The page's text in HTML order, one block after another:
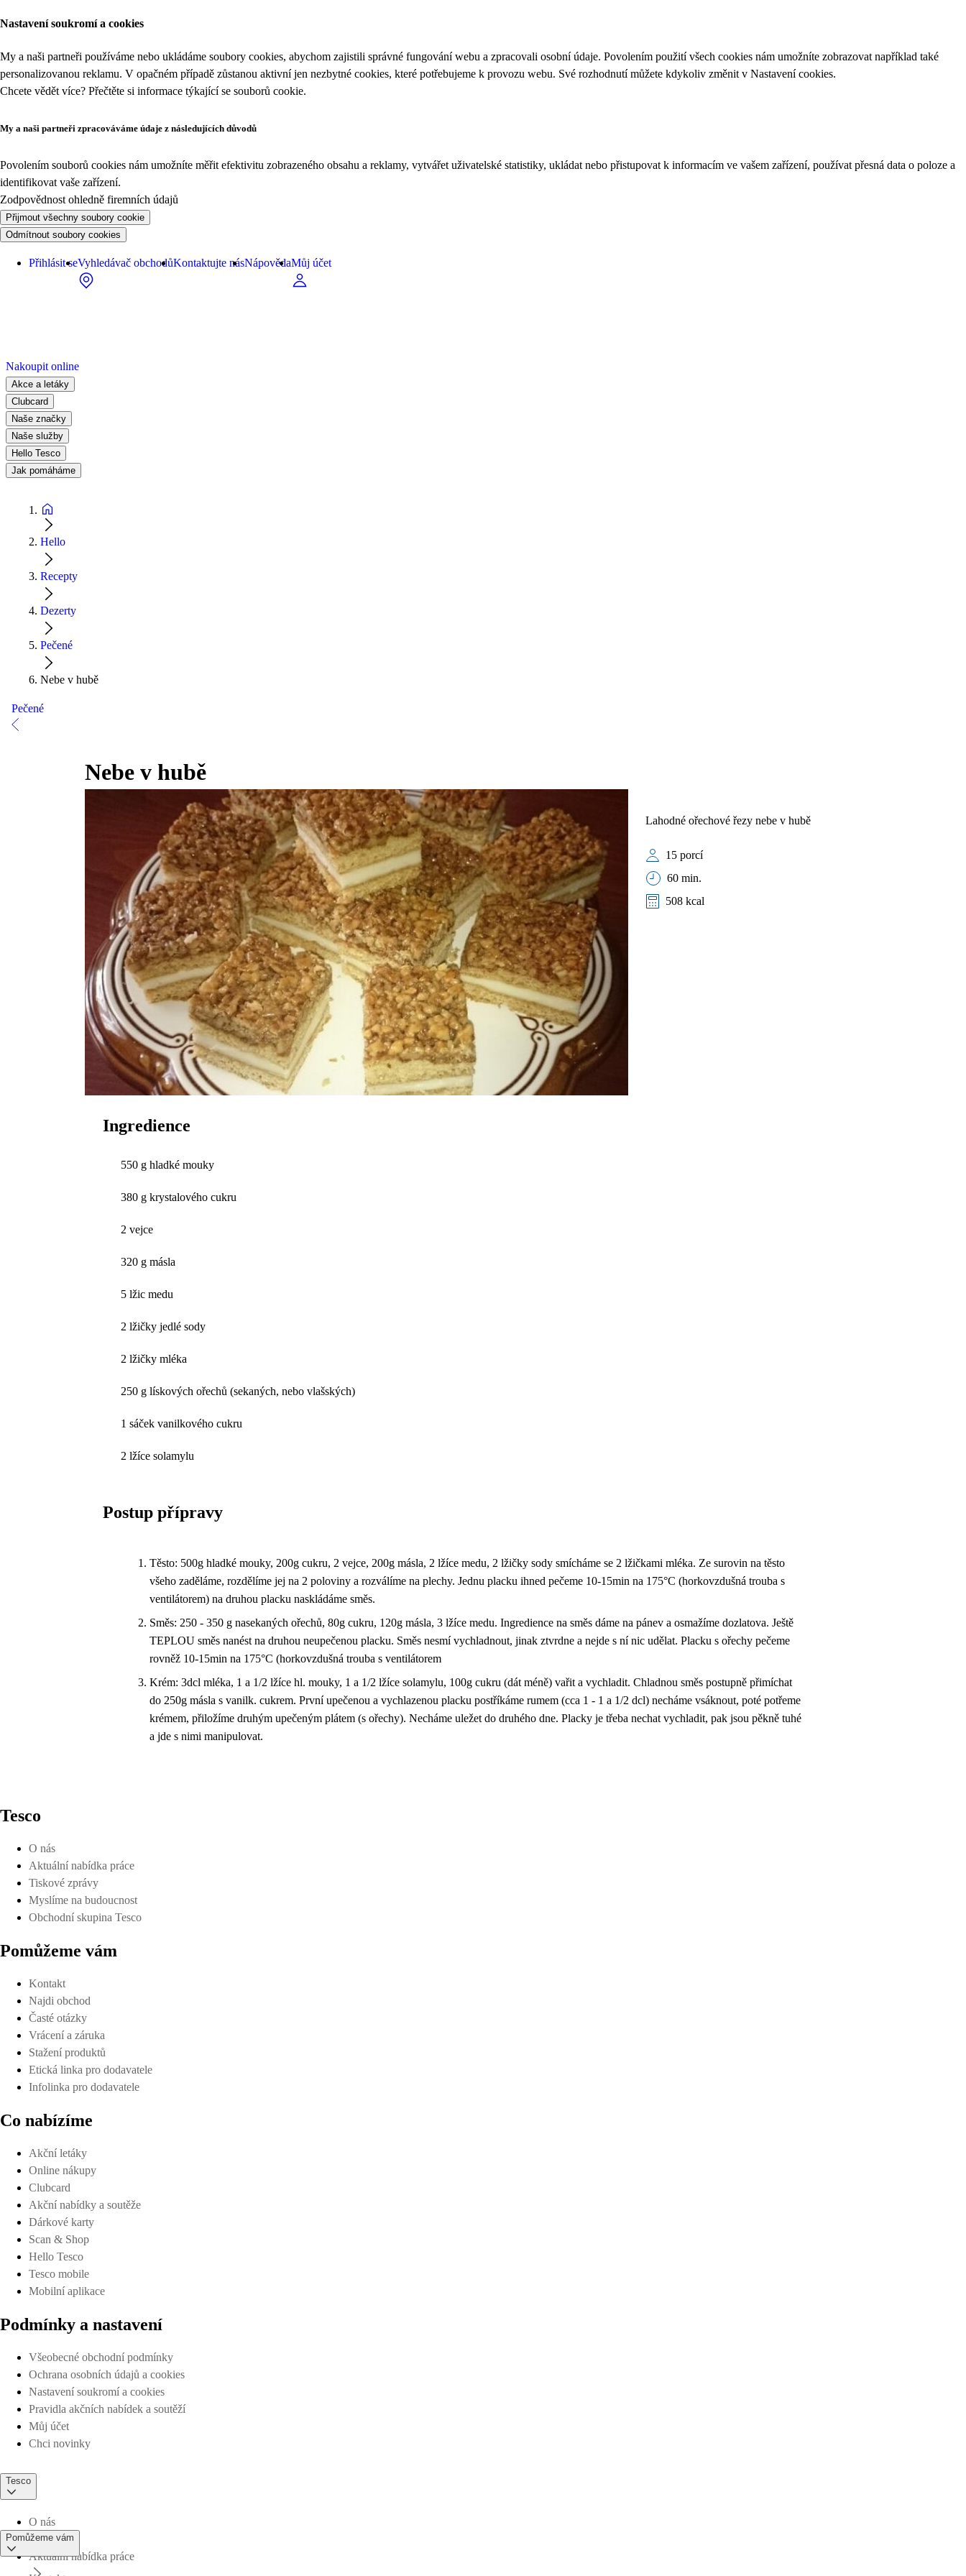
Nastavení soukromí a cookies
My a naši partneři používáme nebo ukládáme soubory cookies, abychom zajistili správné fungování webu a zpracovali osobní údaje. Povolením použití všech cookies nám umožníte zobrazovat například také
personalizovanou reklamu. V opačném případě zůstanou aktivní jen nezbytné cookies, které potřebujeme k provozu webu. Své rozhodnutí můžete kdykoliv změnit v Nastavení cookies.
Chcete vědět více? Přečtěte si informace týkající se souborů cookie.
My a naši partneři zpracováváme údaje z následujících důvodů
Povolením souborů cookies nám umožníte měřit efektivitu zobrazeného obsahu a reklamy, vytvářet uživatelské statistiky, ukládat nebo přistupovat k informacím ve vašem zařízení, používat přesná data o poloze a
identifikovat vaše zařízení.
Zodpovědnost ohledně firemních údajů
Přijmout všechny soubory cookie
Odmítnout soubory cookies
Přihlásit seVyhledávač obchodůKontaktujte násNápovědaMůj účet
Nakoupit online
Akce a letáky
Clubcard
Naše značky
Naše služby
Hello Tesco
Jak pomáháme
Hello
Recepty
Dezerty
Pečené
Nebe v hubě
Pečené
Nebe v hubě
Lahodné ořechové řezy nebe v hubě
15 porcí
60 min.
508 kcal
Ingredience
550 g hladké mouky
380 g krystalového cukru
2 vejce
320 g másla
5 lžic medu
2 lžičky jedlé sody
2 lžičky mléka
250 g lískových ořechů (sekaných, nebo vlašských)
1 sáček vanilkového cukru
2 lžíce solamylu
Postup přípravy
Těsto: 500g hladké mouky, 200g cukru, 2 vejce, 200g másla, 2 lžíce medu, 2 lžičky sody smícháme se 2 lžičkami mléka. Ze surovin na těsto
všeho zaděláme, rozdělíme jej na 2 poloviny a rozválíme na plechy. Jednu placku ihned pečeme 10-15min na 175°C (horkovzdušná trouba s
ventilátorem) na druhou placku naskládáme směs.
Směs: 250 - 350 g nasekaných ořechů, 80g cukru, 120g másla, 3 lžíce medu. Ingredience na směs dáme na pánev a osmažíme dozlatova. Ještě
TEPLOU směs nanést na druhou neupečenou placku. Směs nesmí vychladnout, jinak ztvrdne a nejde s ní nic udělat. Placku s ořechy pečeme
rovněž 10-15min na 175°C (horkovzdušná trouba s ventilátorem
Krém: 3dcl mléka, 1 a 1/2 lžíce hl. mouky, 1 a 1/2 lžíce solamylu, 100g cukru (dát méně) vařit a vychladit. Chladnou směs postupně přimíchat
do 250g másla s vanilk. cukrem. První upečenou a vychlazenou placku postříkáme rumem (cca 1 - 1 a 1/2 dcl) necháme vsáknout, poté potřeme
krémem, přiložíme druhým upečeným plátem (s ořechy). Necháme uležet do druhého dne. Placky je třeba nechat vychladit, pak jsou pěkně tuhé
a jde s nimi manipulovat.
Tesco
O nás
Aktuální nabídka práce
Tiskové zprávy
Myslíme na budoucnost
Obchodní skupina Tesco
Pomůžeme vám
Kontakt
Najdi obchod
Časté otázky
Vrácení a záruka
Stažení produktů
Etická linka pro dodavatele
Infolinka pro dodavatele
Co nabízíme
Akční letáky
Online nákupy
Clubcard
Akční nabídky a soutěže
Dárkové karty
Scan & Shop
Hello Tesco
Tesco mobile
Mobilní aplikace
Podmínky a nastavení
Všeobecné obchodní podmínky
Ochrana osobních údajů a cookies
Nastavení soukromí a cookies
Pravidla akčních nabídek a soutěží
Můj účet
Chci novinky
Tesco
O nás
Aktuální nabídka práce
Pomůžeme vám